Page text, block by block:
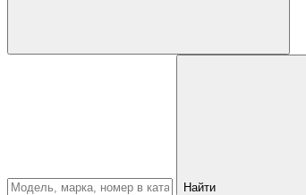
Найти